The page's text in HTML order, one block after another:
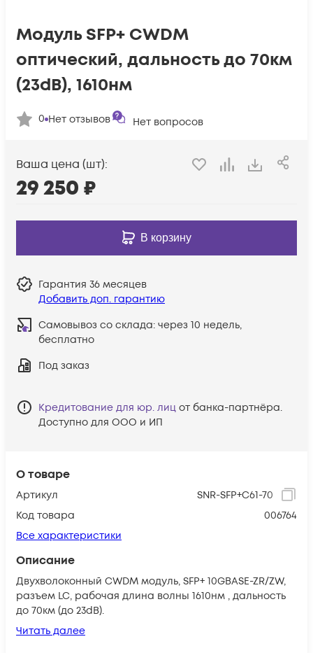
О товаре
Артикул
SNR-SFP+C61-70
Код товара
006764
Все характеристики
Описание
Двухволоконный CWDM модуль, SFP+ 10GBASE-ZR/ZW,
разъем LC, рабочая длина волны 1610нм , дальность
до 70км (до 23dB).
Читать далее
Модуль SFP+ CWDM
оптический, дальность до 70км
(23dB), 1610нм
0 Нет отзывов Нет вопросов
Ваша цена (шт):
29 250 ₽
В корзину
Гарантия 36 месяцев
Добавить доп. гарантию
Самовывоз со склада: через 10 недель,
бесплатно
Под заказ
Кредитование для юр. лиц от банка-партнёра.
Доступно для ООО и ИП